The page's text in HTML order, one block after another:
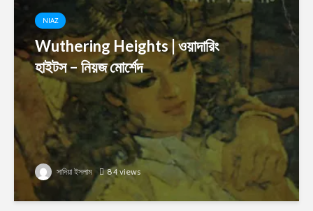
NIAZ
Wuthering Heights | ওয়াদারিং
হাইটস – নিয়জ মোর্শেদ
সাদিয়া ইসলাম 84 views